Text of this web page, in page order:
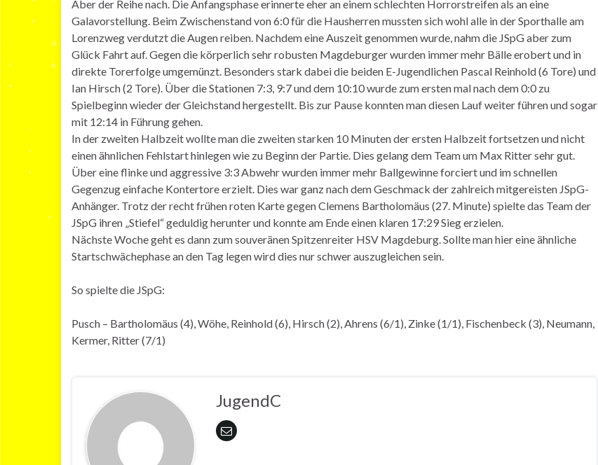
Aber der Reihe nach. Die Anfangsphase erinnerte eher an einem schlechten Horrorstreifen als an eine
Galavorstellung. Beim Zwischenstand von 6:0 für die Hausherren mussten sich wohl alle in der Sporthalle am
Lorenzweg verdutzt die Augen reiben. Nachdem eine Auszeit genommen wurde, nahm die JSpG aber zum
Glück Fahrt auf. Gegen die körperlich sehr robusten Magdeburger wurden immer mehr Bälle erobert und in
direkte Torerfolge umgemünzt. Besonders stark dabei die beiden E-Jugendlichen Pascal Reinhold (6 Tore) und
Ian Hirsch (2 Tore). Über die Stationen 7:3, 9:7 und dem 10:10 wurde zum ersten mal nach dem 0:0 zu
Spielbeginn wieder der Gleichstand hergestellt. Bis zur Pause konnten man diesen Lauf weiter führen und sogar
mit 12:14 in Führung gehen.
In der zweiten Halbzeit wollte man die zweiten starken 10 Minuten der ersten Halbzeit fortsetzen und nicht
einen ähnlichen Fehlstart hinlegen wie zu Beginn der Partie. Dies gelang dem Team um Max Ritter sehr gut.
Über eine flinke und aggressive 3:3 Abwehr wurden immer mehr Ballgewinne forciert und im schnellen
Gegenzug einfache Kontertore erzielt. Dies war ganz nach dem Geschmack der zahlreich mitgereisten JSpG-
Anhänger. Trotz der recht frühen roten Karte gegen Clemens Bartholomäus (27. Minute) spielte das Team der
JSpG ihren „Stiefel“ geduldig herunter und konnte am Ende einen klaren 17:29 Sieg erzielen.
Nächste Woche geht es dann zum souveränen Spitzenreiter HSV Magdeburg. Sollte man hier eine ähnliche
Startschwächephase an den Tag legen wird dies nur schwer auszugleichen sein.
So spielte die JSpG:
Pusch – Bartholomäus (4), Wöhe, Reinhold (6), Hirsch (2), Ahrens (6/1), Zinke (1/1), Fischenbeck (3), Neumann,
Kermer, Ritter (7/1)
JugendC